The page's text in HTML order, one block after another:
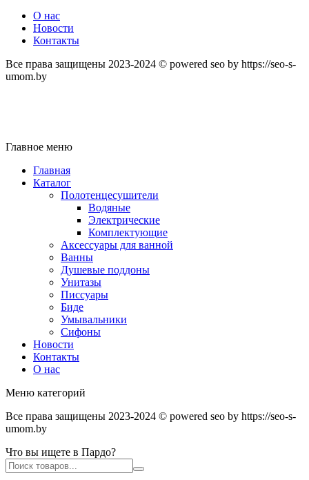
О нас
Новости
Контакты
Все права защищены 2023-2024 © powered seo by https://seo-s-
umom.by
Главное меню
Главная
Каталог
Полотенцесушители
Водяные
Электрические
Комплектующие
Аксессуары для ванной
Ванны
Душевые поддоны
Унитазы
Писсуары
Биде
Умывальники
Сифоны
Новости
Контакты
О нас
Меню категорий
Все права защищены 2023-2024 © powered seo by https://seo-s-
umom.by
Что вы ищете в Пардо?